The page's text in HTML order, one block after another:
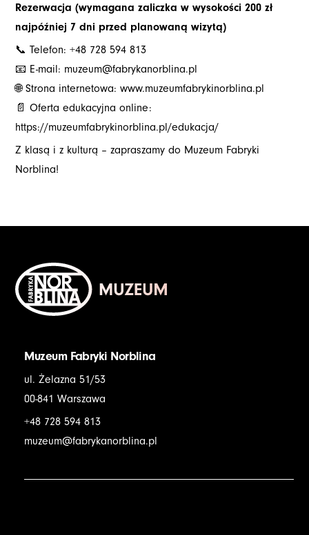
Rezerwacja (wymagana zaliczka w wysokości 200 zł
najpóźniej 7 dni przed planowaną wizytą)
📞 Telefon: +48 728 594 813
📧 E-mail: muzeum@fabrykanorblina.pl
🌐 Strona internetowa:www.muzeumfabrykinorblina.pl
📄 Oferta edukacyjna online:
https://muzeumfabrykinorblina.pl/edukacja/
Z klasą i z kulturą – zapraszamy do Muzeum Fabryki
Norblina!
Muzeum Fabryki Norblina
ul. Żelazna 51/53
00-841 Warszawa
+48 728 594 813
muzeum@fabrykanorblina.pl